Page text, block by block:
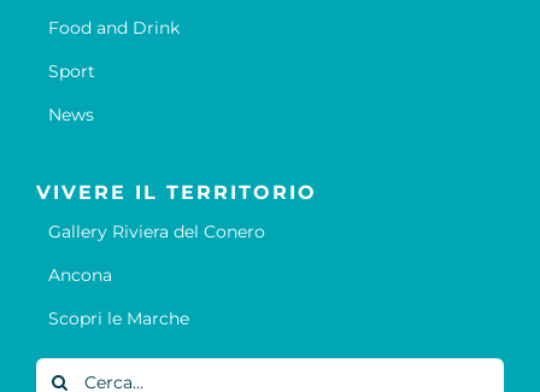
Food and Drink
Sport
News
VIVERE IL TERRITORIO
Gallery Riviera del Conero
Ancona
Scopri le Marche
Cerca